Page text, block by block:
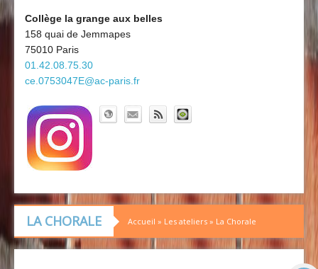
Board'Gab
Clubs maths
Découvrir le collège
Collège la grange aux belles
158 quai de Jemmapes
75010 Paris
01.42.08.75.30
ce.0753047E@ac-paris.fr
LA CHORALE Accueil » Les ateliers » La Chorale